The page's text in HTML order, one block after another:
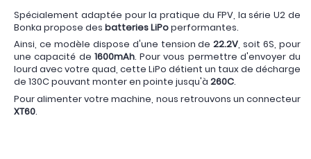
Spécialement adaptée pour la pratique du FPV, la série U2 de
Bonka propose des batteries LiPoperformantes.
Ainsi, ce modèle dispose d'une tension de22.2V, soit 6S, pour
une capacité de 1600mAh. Pour vous permettre d'envoyer du
lourd avec votre quad, cette LiPo détient un taux de décharge
de 130C pouvant monter en pointe jusqu'à 260C.
Pour alimenter votre machine, nous retrouvons un connecteur
XT60.